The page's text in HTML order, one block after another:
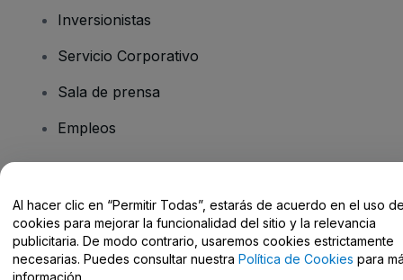
Inversionistas
Servicio Corporativo
Sala de prensa
Empleos
Centro de Ayuda / Contacto
Al hacer clic en “Permitir Todas”, estarás de acuerdo en el uso
cookies para mejorar la funcionalidad del sitio y la relevancia
publicitaria. De modo contrario, usaremos cookies estrictamente
necesarias. Puedes consultar nuestra Política de Cookies para
información.